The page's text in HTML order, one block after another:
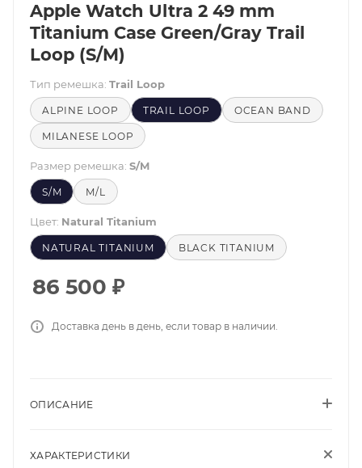
Apple Watch Ultra 2 49 mm
Titanium Case Green/Gray Trail
Loop (S/M)
Тип ремешка: Trail Loop
ALPINE LOOP TRAIL LOOP OCEAN BAND
MILANESE LOOP
Размер ремешка: S/M
S/M M/L
Цвет: Natural Titanium
NATURAL TITANIUM BLACK TITANIUM
86 500 ₽
Доставка день в день, если товар в наличии.
ОПИСАНИЕ
ХАРАКТЕРИСТИКИ